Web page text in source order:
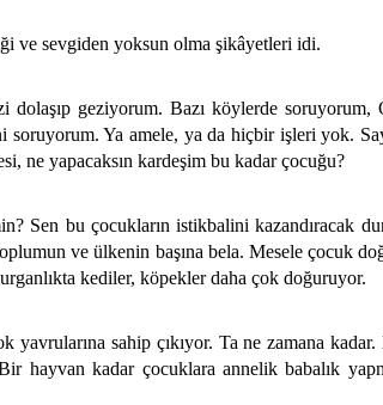
sevgiden yoksun olma şikâyetleri idi.
geziyorum. Bazı köylerde soruyorum,
Ya amele, ya da hiçbir işleri yok.
ne yapacaksın kardeşim bu kadar çocuğu?
bu çocukların istikbalini kazandıracak
ve ülkenin başına bela. Mesele çocuk
kediler, köpekler daha çok doğuruyor.
sahip çıkıyor. Ta ne zamana kadar.
hayvan kadar çocuklara annelik babalık